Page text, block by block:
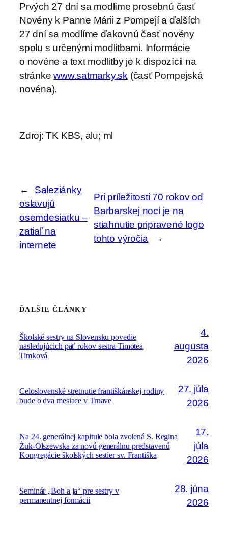
Prvých 27 dní sa modlíme prosebnú časť
Novény k Panne Márii z Pompejí a ďalších
27 dní sa modlíme ďakovnú časť novény
spolu s určenými modlitbami. Informácie
o novéne a text modlitby je k dispozícii na
stránkewww.satmarky.sk (časť Pompejská
novéna).
Zdroj: TK KBS, alu; ml
←
Saleziánky
oslavujú
osemdesiatku –
zatiaľ na
internete
Pri príležitosti 70 rokov od
Barbarskej noci je na
stiahnutie pripravené logo
tohto výročia
→
ĎALŠIE ČLÁNKY
Školské sestry na Slovensku povedie
nasledujúcich päť rokov sestra Timotea
Timková
4.
augusta
2026
Celoslovenské stretnutie františkánskej rodiny
bude o dva mesiace v Trnave
27. júla
2026
Na 24. generálnej kapitule bola zvolená S. Regina
Żuk-Olszewska za novú generálnu predstavenú
Kongregácie školských sestier sv. Františka
17.
júla
2026
Seminár „Boh a ja“ pre sestry v
permanentnej formácii
28. júna
2026